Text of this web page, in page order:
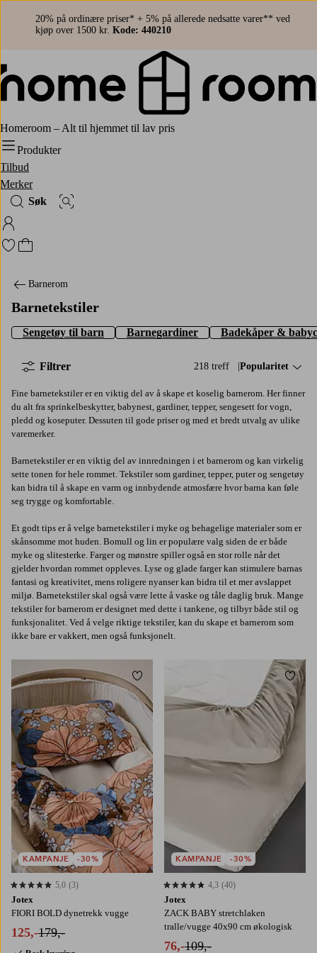
20% på ordinære priser* + 5% på allerede nedsatte varer** ved
kjøp over 1500 kr. Kode: 440210
Homeroom – Alt til hjemmet til lav pris
Produkter
Tilbud
Merker
Søk
Bildesøk
Logg på Homeroom
Gå til favorittmerkede produkter
Gå til handlekurven
Barnerom
Barnetekstiler
Sengetøy til barn Barnegardiner Badekåper &
218 treff Sorter på:
Popularitet
Filtrer
Fine barnetekstiler er en viktig del av å skape et koselig barnerom. Her finner
du alt fra sprinkelbeskytter, babynest, gardiner, tepper, sengesett for vogn,
pledd og koseputer. Dessuten til gode priser og med et bredt utvalg av ulike
varemerker.
Barnetekstiler er en viktig del av innredningen i et barnerom og kan virkelig
sette tonen for hele rommet. Tekstiler som gardiner, tepper, puter og sengetøy
kan bidra til å skape en varm og innbydende atmosfære hvor barna kan føle
seg trygge og komfortable.
Et godt tips er å velge barnetekstiler i myke og behagelige materialer som er
skånsomme mot huden. Bomull og lin er populære valg siden de er både
myke og slitesterke. Farger og mønstre spiller også en stor rolle når det
gjelder hvordan rommet oppleves. Lyse og glade farger kan stimulere barnas
fantasi og kreativitet, mens roligere nyanser kan bidra til et mer avslappet
miljø. Barnetekstiler skal også være lette å vaske og tåle daglig bruk. Mange
tekstiler for barnerom er designet med dette i tankene, og tilbyr både stil og
funksjonalitet. Ved å velge riktige tekstiler, kan du skape et barnerom som
ikke bare er vakkert, men også funksjonelt.
Jotex
FIORI BOLD dynetrekk vugge
125,-179,-
5,0 basert på 3 karaktergivninger
5,0 (3)
KAMPANJE -30%
Legg til favoritter
Jotex
ZACK BABY stretchlaken
tralle/vugge 40x90 cm økologisk
76,-109,-
4,3 basert på 40 karaktergivninger
4,3 (40)
KAMPANJE -30%